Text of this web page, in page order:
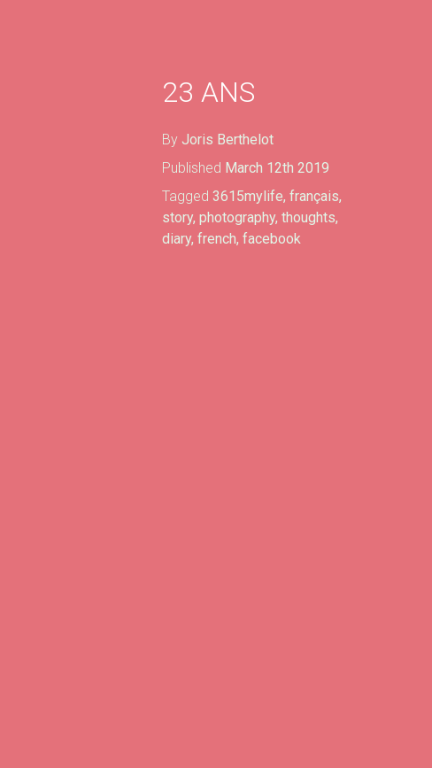
23 ANS
By Joris Berthelot
Published March 12th 2019
Tagged 3615mylife, français,
story, photography, thoughts,
diary, french, facebook